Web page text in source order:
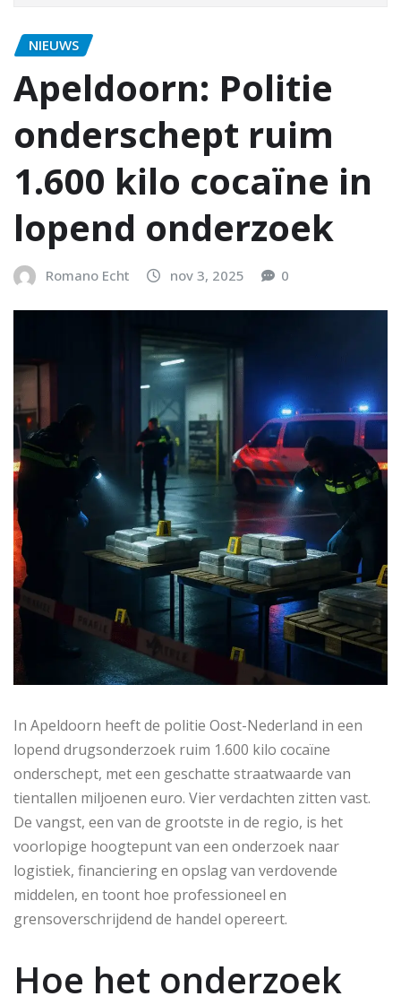
NIEUWS
Apeldoorn: Politie
onderschept ruim
1.600 kilo cocaïne in
lopend onderzoek
Romano Echt nov 3, 2025 0
In Apeldoorn heeft de politie Oost-Nederland in een
lopend drugsonderzoek ruim 1.600 kilo cocaïne
onderschept, met een geschatte straatwaarde van
tientallen miljoenen euro. Vier verdachten zitten vast.
De vangst, een van de grootste in de regio, is het
voorlopige hoogtepunt van een onderzoek naar
logistiek, financiering en opslag van verdovende
middelen, en toont hoe professioneel en
grensoverschrijdend de handel opereert.
Hoe het onderzoek